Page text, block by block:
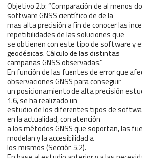
Objetivo 2.b: “Comparación de al menos
software GNSS científico de de la
mas alta precisión a fin de conocer las
repetibilidades de las soluciones que
se obtienen con este tipo de software y
geodésicas. Cálculo de las distintas
campañas GNSS observadas.”
En función de las fuentes de error que
observaciones GNSS para conseguir
un posicionamiento de alta precisión
1.6, se ha realizado un
estudio de los diferentes tipos de
en la actualidad, con atención
a los métodos GNSS que soportan, las
modelan y la accesibilidad a
los mismos (Sección 5.2).